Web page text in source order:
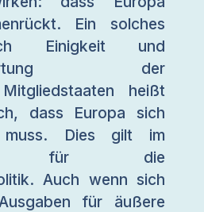
Ein solches
Einigkeit und
der
heißt
dass Europa sich
muss. Dies gilt im
für die
Auch wenn sich
für äußere